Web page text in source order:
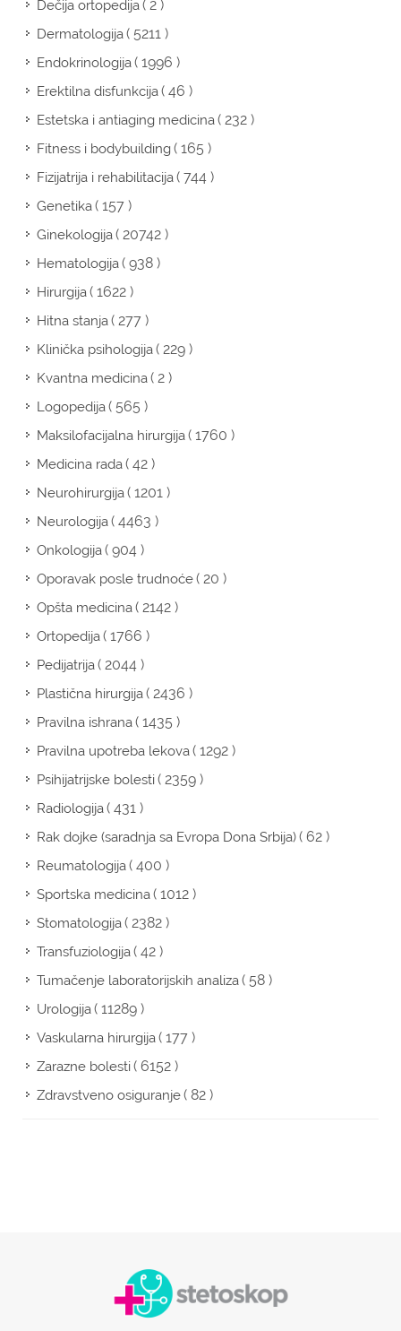
Dečija ortopedija( 2 )
Dermatologija( 5211 )
Endokrinologija( 1996 )
Erektilna disfunkcija( 46 )
Estetska i antiaging medicina( 232 )
Fitness i bodybuilding( 165 )
Fizijatrija i rehabilitacija( 744 )
Genetika( 157 )
Ginekologija( 20742 )
Hematologija( 938 )
Hirurgija( 1622 )
Hitna stanja( 277 )
Klinička psihologija( 229 )
Kvantna medicina( 2 )
Logopedija( 565 )
Maksilofacijalna hirurgija( 1760 )
Medicina rada( 42 )
Neurohirurgija( 1201 )
Neurologija( 4463 )
Onkologija( 904 )
Oporavak posle trudnoće( 20 )
Opšta medicina( 2142 )
Ortopedija( 1766 )
Pedijatrija( 2044 )
Plastična hirurgija( 2436 )
Pravilna ishrana( 1435 )
Pravilna upotreba lekova( 1292 )
Psihijatrijske bolesti( 2359 )
Radiologija( 431 )
Rak dojke (saradnja sa Evropa Dona Srbija)( 62 )
Reumatologija( 400 )
Sportska medicina( 1012 )
Stomatologija( 2382 )
Transfuziologija( 42 )
Tumačenje laboratorijskih analiza( 58 )
Urologija( 11289 )
Vaskularna hirurgija( 177 )
Zarazne bolesti( 6152 )
Zdravstveno osiguranje( 82 )